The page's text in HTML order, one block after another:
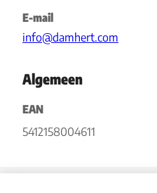
E-mail
info@damhert.com
Algemeen
EAN
5412158004611